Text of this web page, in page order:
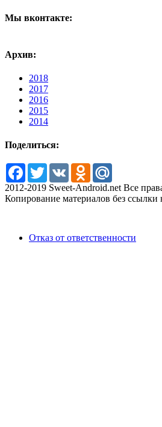
Мы вконтакте:
Архив:
2018
2017
2016
2015
2014
Поделиться:
Facebook
TwitterVK Odnoklassniki
2012-2019 Sweet-Android.net Все
Копирование материалов без ссылки
Отказ от ответственности